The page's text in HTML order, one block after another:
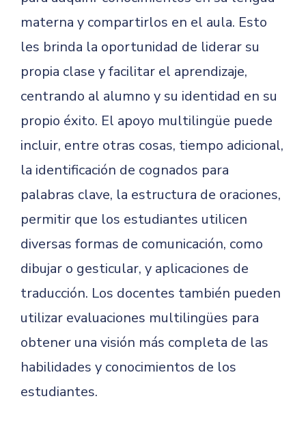
materna y compartirlos en el aula. Esto
les brinda la oportunidad de liderar su
propia clase y facilitar el aprendizaje,
centrando al alumno y su identidad en su
propio éxito. El apoyo multilingüe puede
incluir, entre otras cosas, tiempo adicional,
la identificación de cognados para
palabras clave, la estructura de oraciones,
permitir que los estudiantes utilicen
diversas formas de comunicación, como
dibujar o gesticular, y aplicaciones de
traducción. Los docentes también pueden
utilizar evaluaciones multilingües para
obtener una visión más completa de las
habilidades y conocimientos de los
estudiantes.